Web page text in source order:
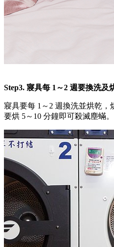
Step3. 寢具每 1～2 週要換洗及
寢具要每 1～2 週換洗並烘乾，
要烘 5～10 分鐘即可殺滅塵蟎。